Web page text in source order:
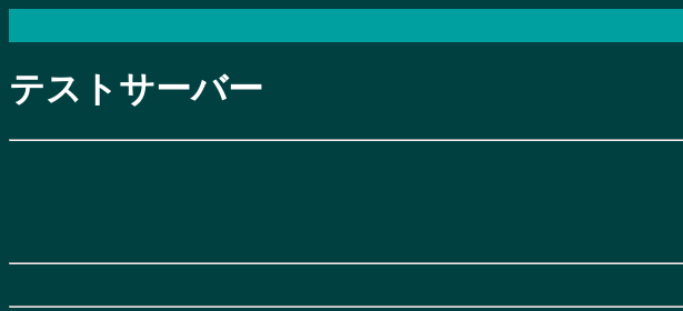
テストサーバー